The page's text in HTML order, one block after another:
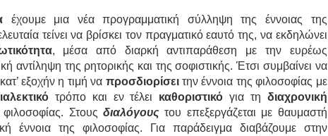
έχουμε μια νέα προγραμματική σύλληψη της έννοιας της
τείνει να βρίσκει τον πραγματικό εαυτό της, να εκδηλώνει
, μέσα από διαρκή αντιπαράθεση με την ευρέως
αντίληψη της ρητορικής και της σοφιστικής. Έτσι συμβαίνει να
εξοχήν η τιμή να προσδιορίσειτην έννοια της φιλοσοφίας με
τρόπο και εν τέλει καθοριστικό για τη διαχρονική
φιλοσοφίας. Στους διαλόγουςτου επεξεργάζεται με θαυμαστή
έννοια της φιλοσοφίας. Για παράδειγμα διαβάζουμε στην